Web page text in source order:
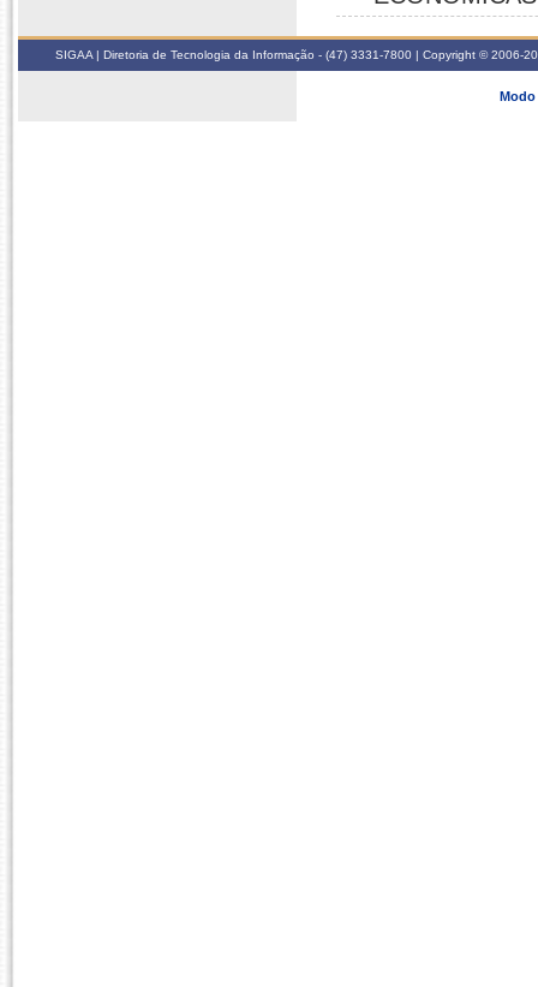
SIGAA | Diretoria de Tecnologia da Informação - (47) 3331-7800 | Copyright © 2006-
Modo